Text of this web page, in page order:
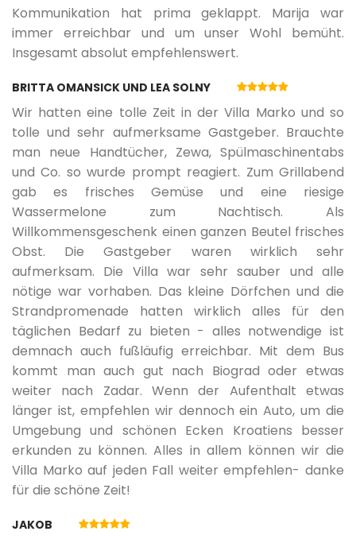
Kommunikation hat prima geklappt. Marija war
immer erreichbar und um unser Wohl bemüht.
Insgesamt absolut empfehlenswert.
BRITTA OMANSICK UND LEA SOLNY
Wir hatten eine tolle Zeit in der Villa Marko und so
tolle und sehr aufmerksame Gastgeber. Brauchte
man neue Handtücher, Zewa, Spülmaschinentabs
und Co. so wurde prompt reagiert. Zum Grillabend
gab es frisches Gemüse und eine riesige
Wassermelone zum Nachtisch. Als
Willkommensgeschenk einen ganzen Beutel frisches
Obst. Die Gastgeber waren wirklich sehr
aufmerksam. Die Villa war sehr sauber und alle
nötige war vorhaben. Das kleine Dörfchen und die
Strandpromenade hatten wirklich alles für den
täglichen Bedarf zu bieten - alles notwendige ist
demnach auch fußläufig erreichbar. Mit dem Bus
kommt man auch gut nach Biograd oder etwas
weiter nach Zadar. Wenn der Aufenthalt etwas
länger ist, empfehlen wir dennoch ein Auto, um die
Umgebung und schönen Ecken Kroatiens besser
erkunden zu können. Alles in allem können wir die
Villa Marko auf jeden Fall weiter empfehlen- danke
für die schöne Zeit!
JAKOB